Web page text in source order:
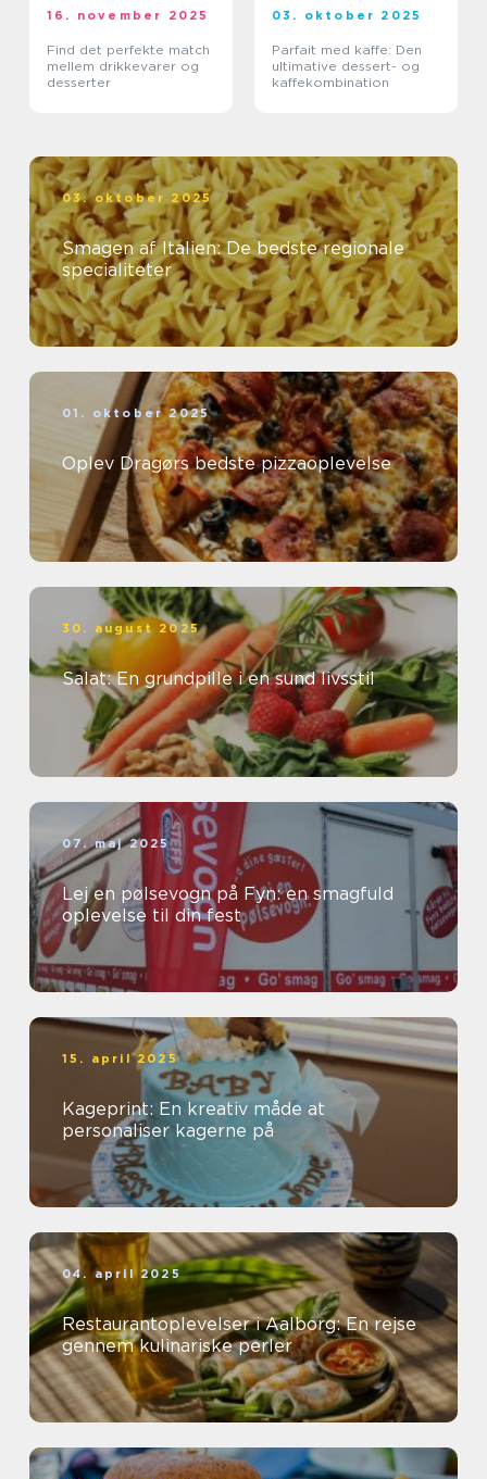
16. november 2025
Find det perfekte match
mellem drikkevarer og
desserter
03. oktober 2025
Parfait med kaffe: Den
ultimative dessert- og
kaffekombination
03. oktober 2025
Smagen af Italien: De bedste regionale
specialiteter
01. oktober 2025
Oplev Dragørs bedste pizzaoplevelse
30. august 2025
Salat: En grundpille i en sund livsstil
07. maj 2025
Lej en pølsevogn på Fyn: en smagfuld
oplevelse til din fest
15. april 2025
Kageprint: En kreativ måde at
personaliser kagerne på
04. april 2025
Restaurantoplevelser i Aalborg: En rejse
gennem kulinariske perler